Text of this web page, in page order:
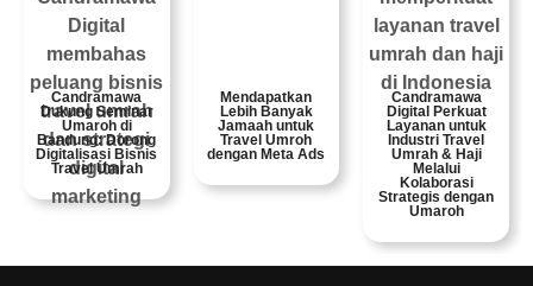
Candramawa
Dukung Seminar
Umaroh di
Bandung: Dorong
Digitalisasi Bisnis
Travel Umrah
Mendapatkan
Lebih Banyak
Jamaah untuk
Travel Umroh
dengan Meta Ads
Candramawa
Digital Perkuat
Layanan untuk
Industri Travel
Umrah & Haji
Melalui
Kolaborasi
Strategis dengan
Umaroh